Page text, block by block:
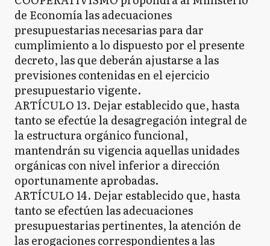
de Economía las adecuaciones
presupuestarias necesarias para dar
cumplimiento a lo dispuesto por el presente
decreto, las que deberán ajustarse a las
previsiones contenidas en el ejercicio
presupuestario vigente.
ARTÍCULO 13. Dejar establecido que, hasta
tanto se efectúe la desagregación integral de
la estructura orgánico funcional,
mantendrán su vigencia aquellas unidades
orgánicas con nivel inferior a dirección
oportunamente aprobadas.
ARTÍCULO 14. Dejar establecido que, hasta
tanto se efectúen las adecuaciones
presupuestarias pertinentes, la atención de
las erogaciones correspondientes a las